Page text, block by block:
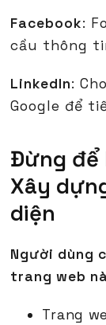
Facebook:
cầu thông
LinkedIn:
Google để
Đừng để
Xây
diện
Người dùng
trang web
Trang